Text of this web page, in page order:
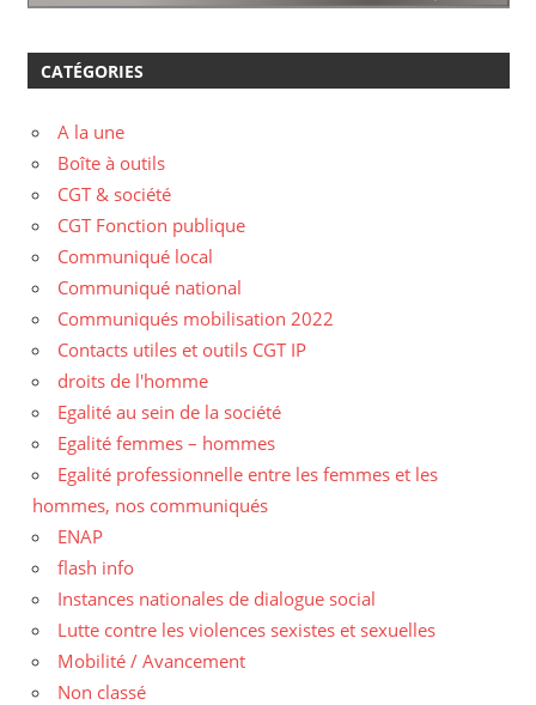
CATÉGORIES
A la une
Boîte à outils
CGT & société
CGT Fonction publique
Communiqué local
Communiqué national
Communiqués mobilisation 2022
Contacts utiles et outils CGT IP
droits de l'homme
Egalité au sein de la société
Egalité femmes – hommes
Egalité professionnelle entre les femmes et les
hommes, nos communiqués
ENAP
flash info
Instances nationales de dialogue social
Lutte contre les violences sexistes et sexuelles
Mobilité / Avancement
Non classé